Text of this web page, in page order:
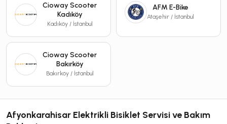
Cioway Scooter
Kadıköy
Kadıköy / İstanbul
AFM E-Bike
Ataşehir / İstanbul
Cioway Scooter
Bakırköy
Bakırköy / İstanbul
Afyonkarahisar Elektrikli Bisiklet Servisi ve Bakım